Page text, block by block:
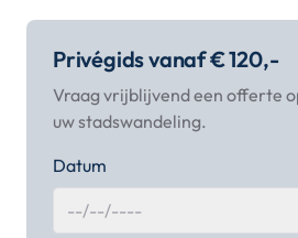
Privégids vanaf € 120,-
Vraag vrijblijvend een offerte
uw stadswandeling.
Datum